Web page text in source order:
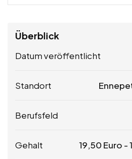
Überblick
Datum veröffentlicht
Standort
Berufsfeld
Gehalt 19,50 Euro -